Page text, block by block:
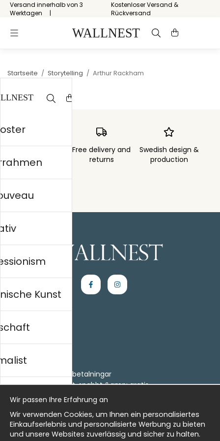
Versand innerhalb von 3
Werktagen
Kostenloser Versand &
Rückversand
Startseite / Storytelling / Arthur Rackham
3 days
Free delivery and
returns
Swedish design &
production
Einkaufen
Villkor
- Returer och återbetalningar
- Leverans - enkelt, snabbt &amp; gratis
Om cookies
Meine Favoriten
Information
Kunst
history
Wir passen Ihre Erfahrung an
Wir verwenden Cookies, um Ihnen ein personalisiertes
Einkaufserlebnis und personalisierte Werbung zu bieten
und unsere Websites zuverlässig und sicher zu halten.